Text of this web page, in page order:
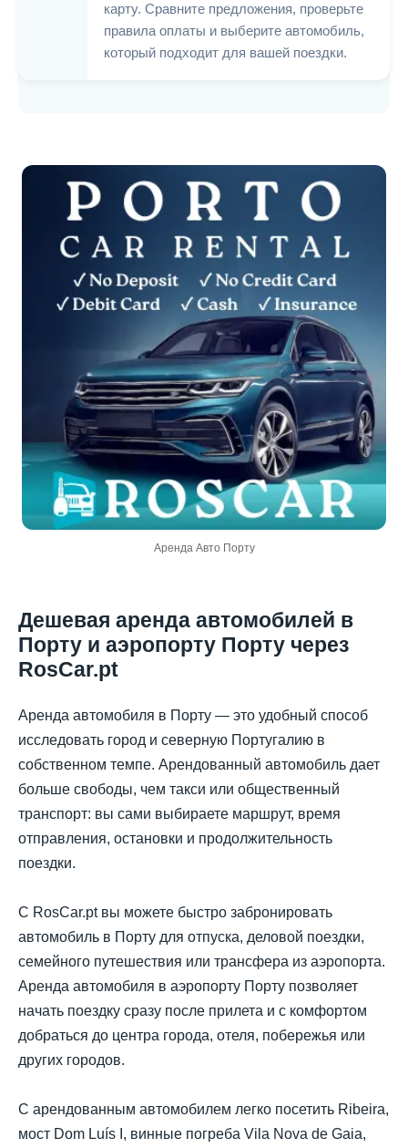
карту. Сравните предложения, проверьте
правила оплаты и выберите автомобиль,
который подходит для вашей поездки.
Аренда Авто Порту
Дешевая аренда автомобилей в
Порту и аэропорту Порту через
RosCar.pt
Аренда автомобиля в Порту — это удобный способ
исследовать город и северную Португалию в
собственном темпе. Арендованный автомобиль дает
больше свободы, чем такси или общественный
транспорт: вы сами выбираете маршрут, время
отправления, остановки и продолжительность
поездки.
С RosCar.pt вы можете быстро забронировать
автомобиль в Порту для отпуска, деловой поездки,
семейного путешествия или трансфера из аэропорта.
Аренда автомобиля в аэропорту Порту позволяет
начать поездку сразу после прилета и с комфортом
добраться до центра города, отеля, побережья или
других городов.
С арендованным автомобилем легко посетить Ribeira,
мост Dom Luís I, винные погреба Vila Nova de Gaia,